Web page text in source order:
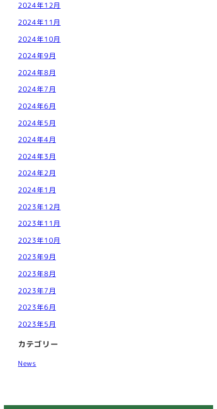
2024年12月
2024年11月
2024年10月
2024年9月
2024年8月
2024年7月
2024年6月
2024年5月
2024年4月
2024年3月
2024年2月
2024年1月
2023年12月
2023年11月
2023年10月
2023年9月
2023年8月
2023年7月
2023年6月
2023年5月
カテゴリー
News